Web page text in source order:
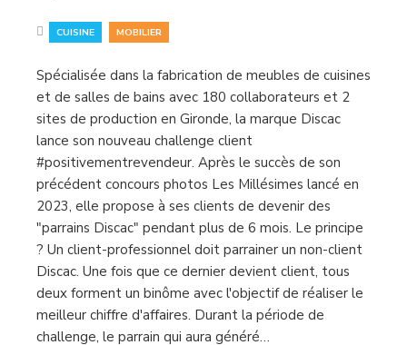
CUISINE MOBILIER
Spécialisée dans la fabrication de meubles de cuisines
et de salles de bains avec 180 collaborateurs et 2
sites de production en Gironde, la marque Discac
lance son nouveau challenge client
#positivementrevendeur. Après le succès de son
précédent concours photos Les Millésimes lancé en
2023, elle propose à ses clients de devenir des
"parrains Discac" pendant plus de 6 mois. Le principe
? Un client-professionnel doit parrainer un non-client
Discac. Une fois que ce dernier devient client, tous
deux forment un binôme avec l'objectif de réaliser le
meilleur chiffre d'affaires. Durant la période de
challenge, le parrain qui aura généré…